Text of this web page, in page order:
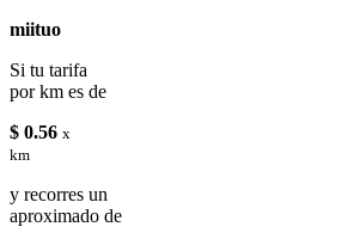
miituo
Si tu tarifa
por km es de
$ 0.56 x
km
y recorres un
aproximado de